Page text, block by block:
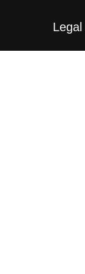
Legal